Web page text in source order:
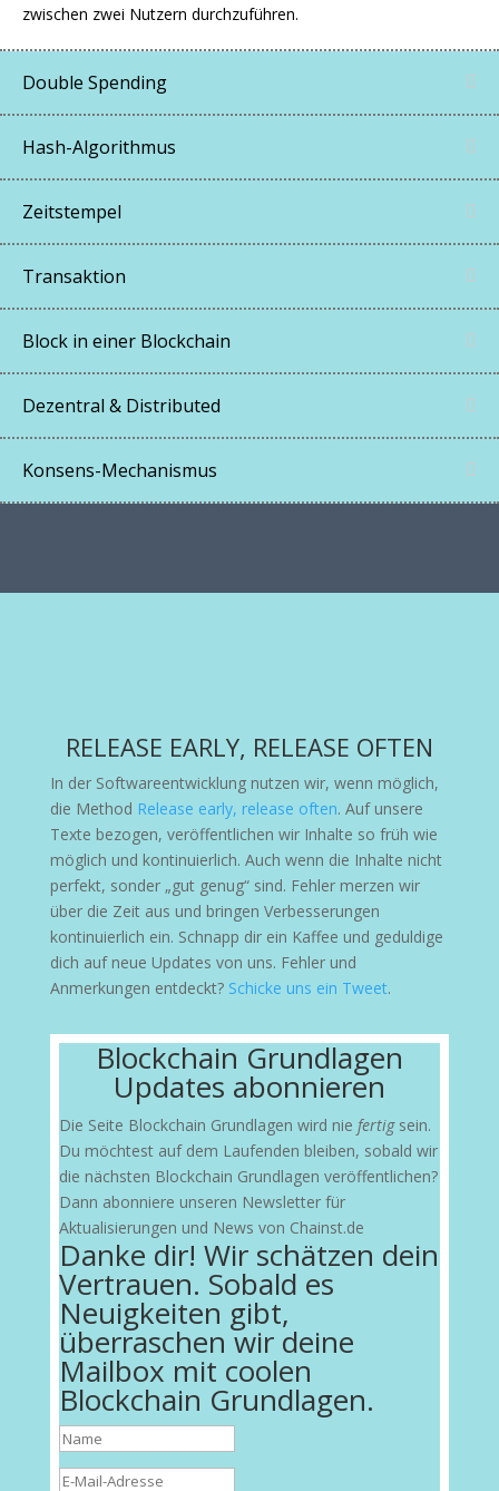
zwischen zwei Nutzern durchzuführen.
Double Spending
Hash-Algorithmus
Zeitstempel
Transaktion
Block in einer Blockchain
Dezentral & Distributed
Konsens-Mechanismus
RELEASE EARLY, RELEASE OFTEN
In der Softwareentwicklung nutzen wir, wenn möglich,
die Method Release early, release often. Auf unsere
Texte bezogen, veröffentlichen wir Inhalte so früh wie
möglich und kontinuierlich. Auch wenn die Inhalte nicht
perfekt, sonder „gut genug“ sind. Fehler merzen wir
über die Zeit aus und bringen Verbesserungen
kontinuierlich ein. Schnapp dir ein Kaffee und geduldige
dich auf neue Updates von uns. Fehler und
Anmerkungen entdeckt? Schicke uns ein Tweet.
Blockchain Grundlagen
Updates abonnieren
Die Seite Blockchain Grundlagen wird nie fertigsein.
Du möchtest auf dem Laufenden bleiben, sobald wir
die nächsten Blockchain Grundlagen veröffentlichen?
Dann abonniere unseren Newsletter für
Aktualisierungen und News von Chainst.de
Danke dir! Wir schätzen dein
Vertrauen. Sobald es
Neuigkeiten gibt,
überraschen wir deine
Mailbox mit coolen
Blockchain Grundlagen.